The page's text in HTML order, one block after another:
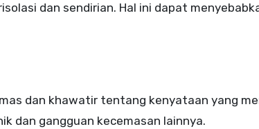
dan sendirian. Hal ini dapat
dan khawatir tentang kenyataan yang
dan gangguan kecemasan lainnya.